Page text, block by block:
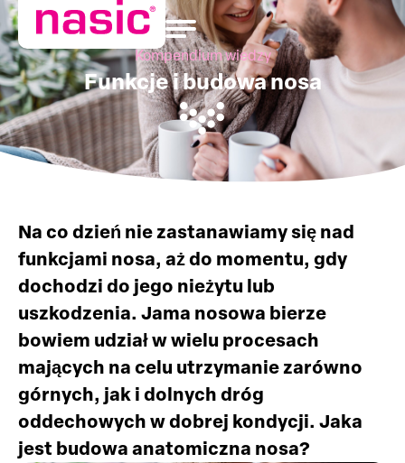
Kompendium wiedzy
Funkcje i budowa nosa
Na co dzień nie zastanawiamy się nad
funkcjami nosa, aż do momentu, gdy
dochodzi do jego nieżytu lub
uszkodzenia. Jama nosowa bierze
bowiem udział w wielu procesach
mających na celu utrzymanie zarówno
górnych, jak i dolnych dróg
oddechowych w dobrej kondycji. Jaka
jest budowa anatomiczna nosa?